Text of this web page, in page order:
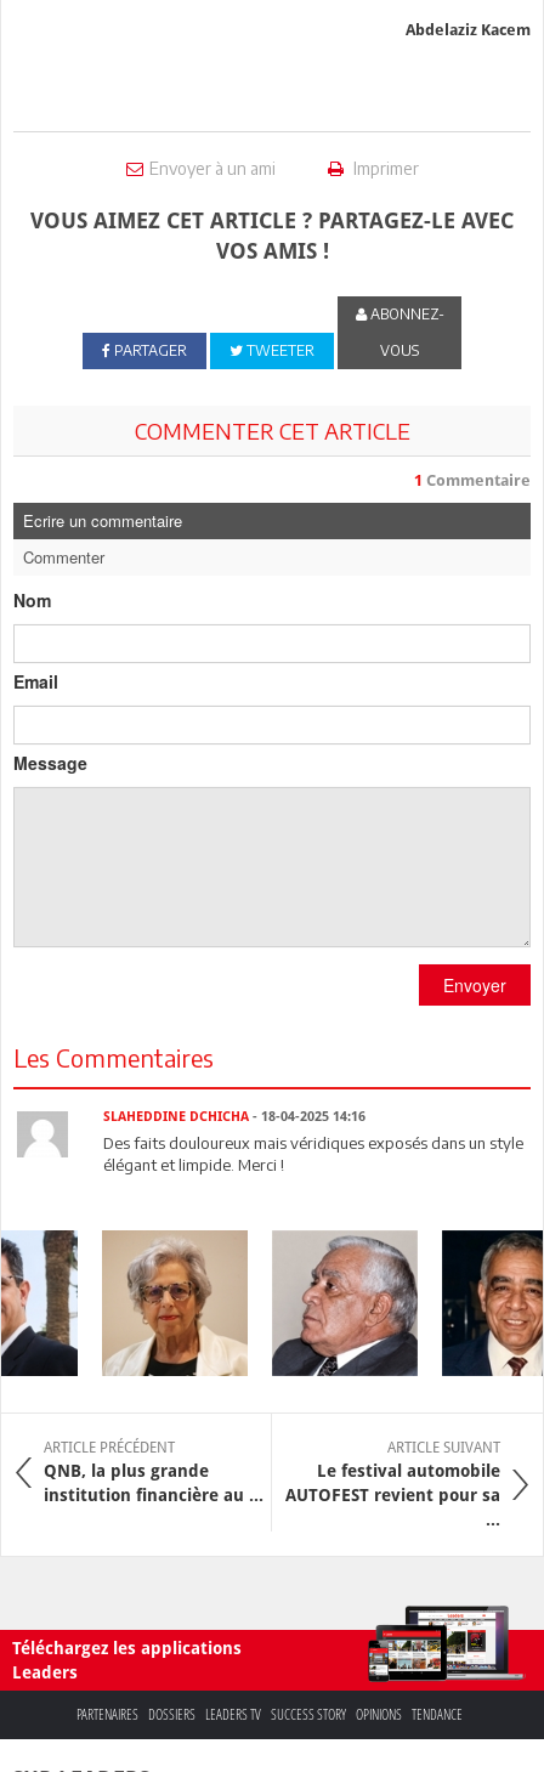
Abdelaziz Kacem
Envoyer à un ami Imprimer
VOUS AIMEZ CET ARTICLE ? PARTAGEZ-LE AVEC
VOS AMIS !
PARTAGER TWEETER
ABONNEZ-
VOUS
COMMENTER CET ARTICLE
1 Commentaire
Ecrire un commentaire
Commenter
Nom
Email
Message
Envoyer
Les Commentaires
SLAHEDDINE DCHICHA - 18-04-2025 14:16
Des faits douloureux mais véridiques exposés dans un style
élégant et limpide. Merci !
ARTICLE PRÉCÉDENT
QNB, la plus grande
institution financière au ...
ARTICLE SUIVANT
Le festival automobile
AUTOFEST revient pour sa
...
Téléchargez les applications
Leaders
PARTENAIRES DOSSIERS LEADERS TV SUCCESS STORY OPINIONS TENDANCE